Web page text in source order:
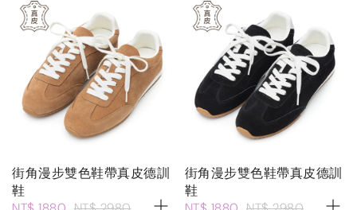
街角漫步雙色鞋帶真皮德訓
鞋
街角漫步雙色鞋帶真皮德訓
鞋